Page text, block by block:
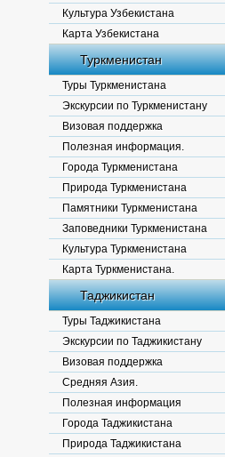
Культура Узбекистана
Карта Узбекистана
Туркменистан
Туры Туркменистана
Экскурсии по Туркменистану
Визовая поддержка
Полезная информация.
Города Туркменистана
Природа Туркменистана
Памятники Туркменистана
Заповедники Туркменистана
Культура Туркменистана
Карта Туркменистана.
Таджикистан
Туры Таджикистана
Экскурсии по Таджикистану
Визовая поддержка
Средняя Азия.
Полезная информация
Города Таджикистана
Природа Таджикистана